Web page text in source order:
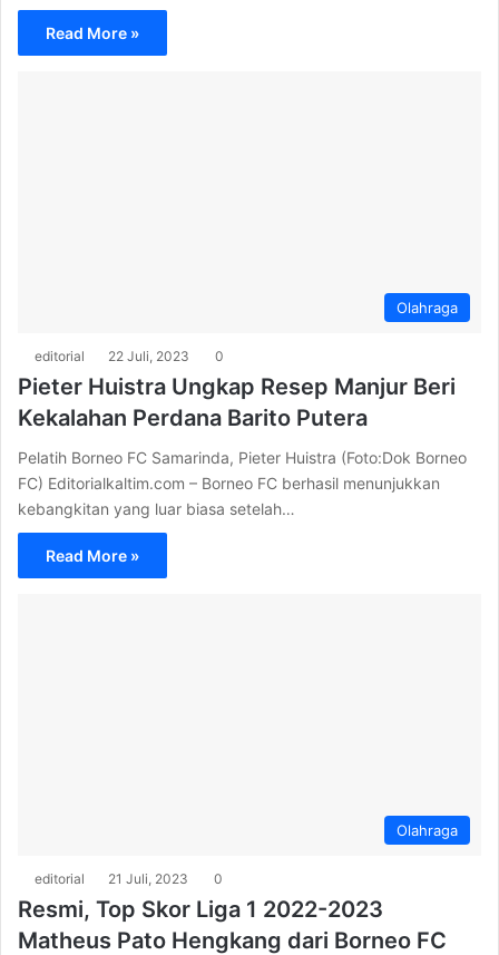
Read More »
Olahraga
editorial 22 Juli, 2023 0
Pieter Huistra Ungkap Resep Manjur Beri
Kekalahan Perdana Barito Putera
Pelatih Borneo FC Samarinda, Pieter Huistra (Foto:Dok Borneo
FC) Editorialkaltim.com – Borneo FC berhasil menunjukkan
kebangkitan yang luar biasa setelah…
Read More »
Olahraga
editorial 21 Juli, 2023 0
Resmi, Top Skor Liga 1 2022-2023
Matheus Pato Hengkang dari Borneo FC